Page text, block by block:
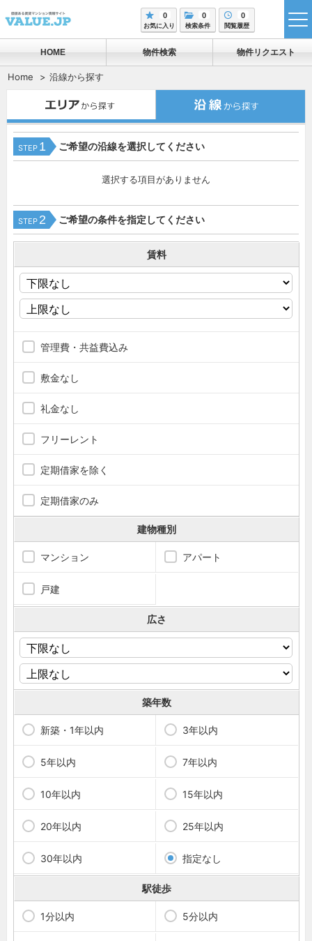
0
お気に入り
0
検索条件
0
閲覧履歴
HOME 物件検索 物件リクエスト
Home 沿線から探す
STEP 1 ご希望の沿線を選択してください
選択する項目がありません
STEP 2 ご希望の条件を指定してください
賃料
管理費・共益費込み
敷金なし
礼金なし
フリーレント
定期借家を除く
定期借家のみ
建物種別
マンション アパート
戸建
広さ
築年数
新築・1年以内 3年以内
5年以内 7年以内
10年以内 15年以内
20年以内 25年以内
30年以内 指定なし
駅徒歩
1分以内 5分以内